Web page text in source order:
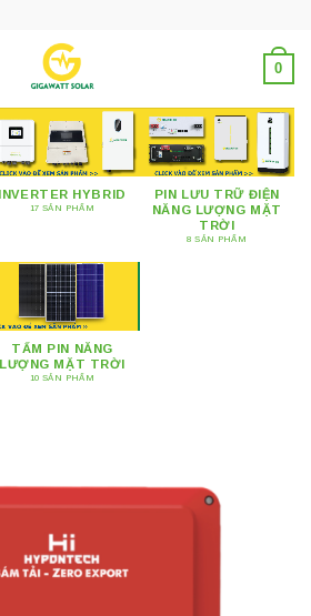
0
INVERTER HYBRID
17 SẢN PHẨM
PIN LƯU TRỮ ĐIỆN
NĂNG LƯỢNG MẶT
TRỜI
8 SẢN PHẨM
TẤM PIN NĂNG
LƯỢNG MẶT TRỜI
10 SẢN PHẨM